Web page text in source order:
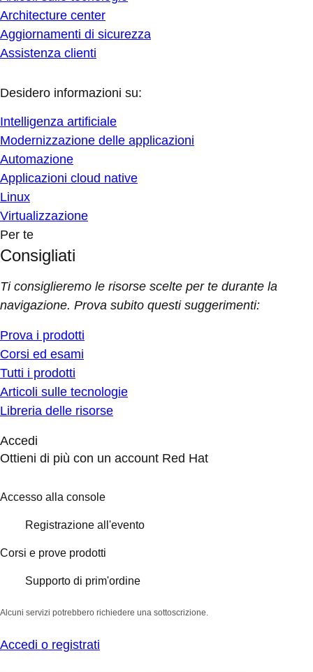
Architecture center
Aggiornamenti di sicurezza
Assistenza clienti
Desidero informazioni su:
Intelligenza artificiale
Modernizzazione delle applicazioni
Automazione
Applicazioni cloud native
Linux
Virtualizzazione
Per te
Consigliati
Ti consiglieremo le risorse scelte per te durante la
navigazione. Prova subito questi suggerimenti:
Prova i prodotti
Corsi ed esami
Tutti i prodotti
Articoli sulle tecnologie
Libreria delle risorse
Accedi
Ottieni di più con un account Red Hat
Accesso alla console
Registrazione all'evento
Corsi e prove prodotti
Supporto di prim'ordine
Alcuni servizi potrebbero richiedere una sottoscrizione.
Accedi o registrati